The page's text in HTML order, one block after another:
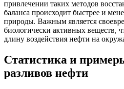
привлечении таких методов
баланса происходит быстрее и
природы. Важным является
биологически активных веществ,
длину воздействия нефти на
Статистика и
разливов нефти